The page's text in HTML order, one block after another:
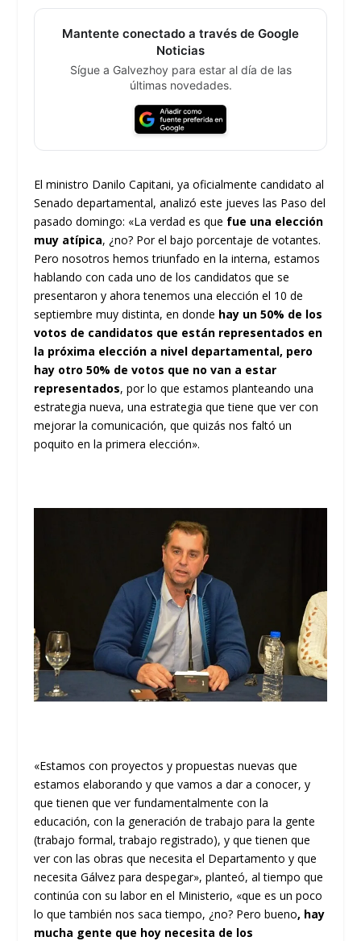
Mantente conectado a través de Google
Noticias
Sígue a Galvezhoy para estar al día de las
últimas novedades.
El ministro Danilo Capitani, ya oficialmente candidato al
Senado departamental, analizó este jueves las Paso del
pasado domingo: «La verdad es que fue una elección
muy atípica, ¿no? Por el bajo porcentaje de votantes.
Pero nosotros hemos triunfado en la interna, estamos
hablando con cada uno de los candidatos que se
presentaron y ahora tenemos una elección el 10 de
septiembre muy distinta, en donde hay un 50% de los
votos de candidatos que están representados en
la próxima elección a nivel departamental, pero
hay otro 50% de votos que no van a estar
representados, por lo que estamos planteando una
estrategia nueva, una estrategia que tiene que ver con
mejorar la comunicación, que quizás nos faltó un
poquito en la primera elección».
«Estamos con proyectos y propuestas nuevas que
estamos elaborando y que vamos a dar a conocer, y
que tienen que ver fundamentalmente con la
educación, con la generación de trabajo para la gente
(trabajo formal, trabajo registrado), y que tienen que
ver con las obras que necesita el Departamento y que
necesita Gálvez para despegar», planteó, al tiempo que
continúa con su labor en el Ministerio, «que es un poco
lo que también nos saca tiempo, ¿no? Pero bueno, hay
mucha gente que hoy necesita de los